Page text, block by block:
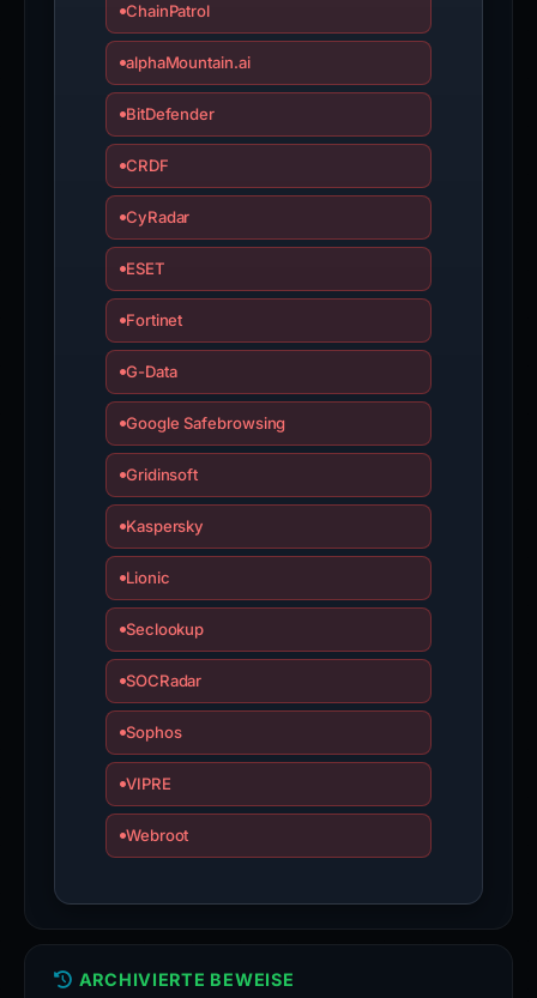
ChainPatrol
alphaMountain.ai
BitDefender
CRDF
CyRadar
ESET
Fortinet
G-Data
Google Safebrowsing
Gridinsoft
Kaspersky
Lionic
Seclookup
SOCRadar
Sophos
VIPRE
Webroot
ARCHIVIERTE BEWEISE